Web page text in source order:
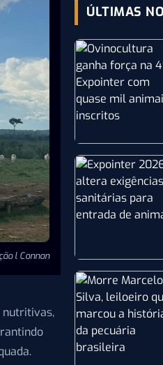
l Connan
nutritivas,
ÚLTIMAS